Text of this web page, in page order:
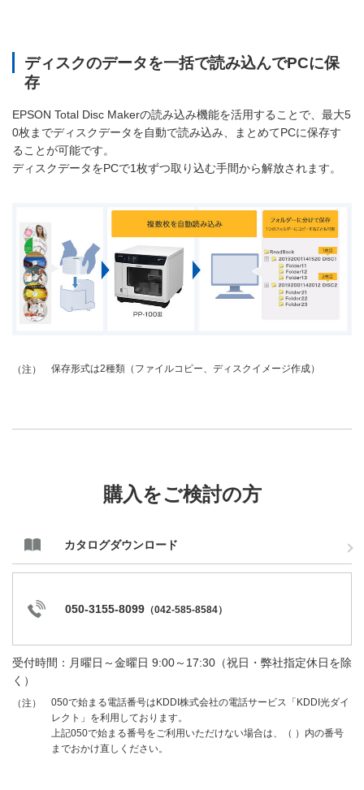
ディスクのデータを一括で読み込んでPCに保
存
EPSON Total Disc Makerの読み込み機能を活用することで、最大5
0枚までディスクデータを自動で読み込み、まとめてPCに保存す
ることが可能です。
ディスクデータをPCで1枚ずつ取り込む手間から解放されます。
（注） 保存形式は2種類（ファイルコピー、ディスクイメージ作成）
購入をご検討の方
カタログダウンロード
050-3155-8099 （042-585-8584）
受付時間：月曜日～金曜日 9:00～17:30（祝日・弊社指定休日を除
く）
（注）
050で始まる電話番号はKDDI株式会社の電話サービス「KDDI光ダイ
レクト」を利用しております。
上記050で始まる番号をご利用いただけない場合は、（ ）内の番号
までおかけ直しください。